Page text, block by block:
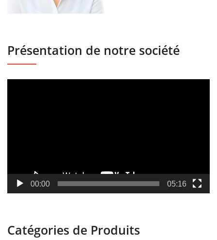
Présentation de notre société
00:00 05:16
Catégories de Produits